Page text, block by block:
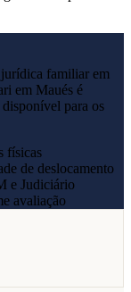
familiar em
em Maués é
para os
físicas
de deslocamento
e Judiciário
avaliação